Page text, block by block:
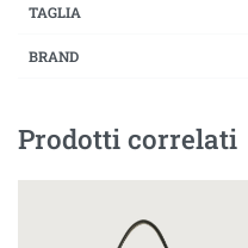
TAGLIA
BRAND
Prodotti correlati